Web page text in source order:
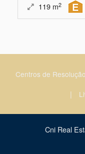
119 m2
Centros de
|
Cni Real